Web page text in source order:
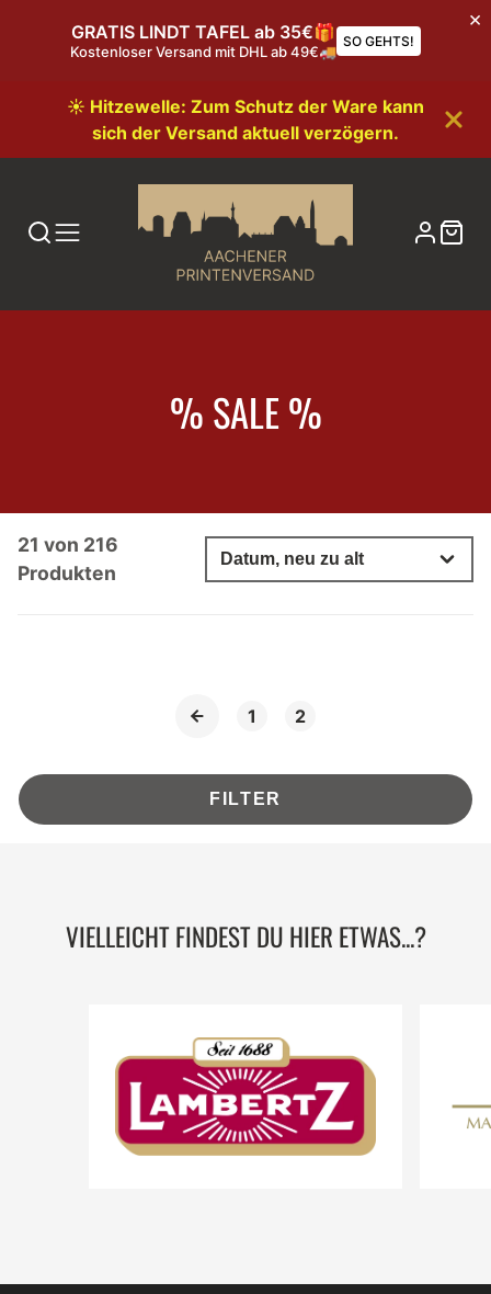
GRATIS LINDT TAFEL ab 35€🎁
Kostenloser Versand mit DHL ab 49€🚚
SO GEHTS!
☀️ Hitzewelle: Zum Schutz der Ware kann
sich der Versand aktuell verzögern.
KATEGORIE:
% SALE %
21 von 216
Produkten
1 2
FILTER
VIELLEICHT FINDEST DU HIER ETWAS...?